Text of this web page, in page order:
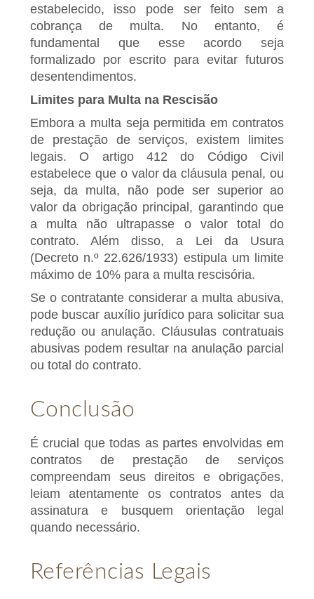
estabelecido, isso pode ser feito sem a
cobrança de multa. No entanto, é
fundamental que esse acordo seja
formalizado por escrito para evitar futuros
desentendimentos.
Limites para Multa na Rescisão
Embora a multa seja permitida em contratos
de prestação de serviços, existem limites
legais. O artigo 412 do Código Civil
estabelece que o valor da cláusula penal, ou
seja, da multa, não pode ser superior ao
valor da obrigação principal, garantindo que
a multa não ultrapasse o valor total do
contrato. Além disso, a Lei da Usura
(Decreto n.º 22.626/1933) estipula um limite
máximo de 10% para a multa rescisória.
Se o contratante considerar a multa abusiva,
pode buscar auxílio jurídico para solicitar sua
redução ou anulação. Cláusulas contratuais
abusivas podem resultar na anulação parcial
ou total do contrato.
Conclusão
É crucial que todas as partes envolvidas em
contratos de prestação de serviços
compreendam seus direitos e obrigações,
leiam atentamente os contratos antes da
assinatura e busquem orientação legal
quando necessário.
Referências Legais